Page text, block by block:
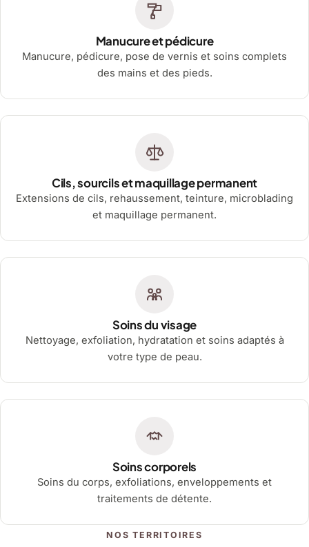
Manucure et pédicure
Manucure, pédicure, pose de vernis et soins complets
des mains et des pieds.
Cils, sourcils et maquillage permanent
Extensions de cils, rehaussement, teinture, microblading
et maquillage permanent.
Soins du visage
Nettoyage, exfoliation, hydratation et soins adaptés à
votre type de peau.
Soins corporels
Soins du corps, exfoliations, enveloppements et
traitements de détente.
NOS TERRITOIRES